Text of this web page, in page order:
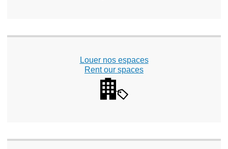
Louer nos espaces
Rent our spaces